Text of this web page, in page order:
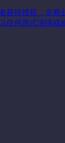
获得授权，非商
任何形式演绎或